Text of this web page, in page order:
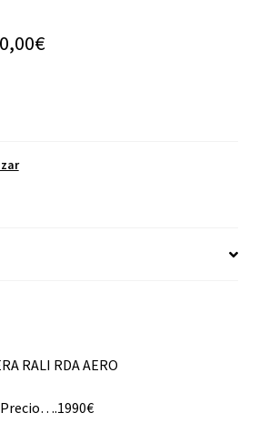
€
RALI RDA AERO
Precio….1990€